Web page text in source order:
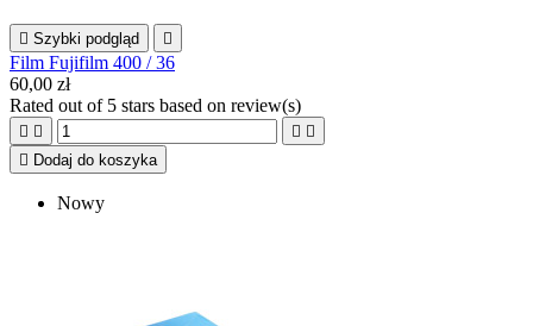
 Szybki podgląd 
Film Fujifilm 400 / 36
60,00 zł
Rated out of 5 stars based on review(s)
   
 Dodaj do koszyka
Nowy